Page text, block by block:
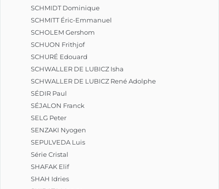
SCHMIDT Dominique
SCHMITT Éric-Emmanuel
SCHOLEM Gershom
SCHUON Frithjof
SCHURÉ Edouard
SCHWALLER DE LUBICZ Isha
SCHWALLER DE LUBICZ René Adolphe
SÉDIR Paul
SÉJALON Franck
SELG Peter
SENZAKI Nyogen
SEPULVEDA Luis
Série Cristal
SHAFAK Elif
SHAH Idries